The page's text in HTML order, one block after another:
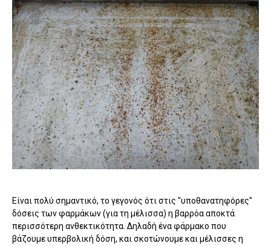
Είναι πολύ σημαντικό, το γεγονός ότι στις "υποθανατηφόρες"
δόσεις των φαρμάκων (για τη μέλισσα) η βαρρόα αποκτά
περισσότερη ανθεκτικότητα. Δηλαδή ένα φάρμακο που
βάζουμε υπερβολική δόση, και σκοτώνουμε και μέλισσες η